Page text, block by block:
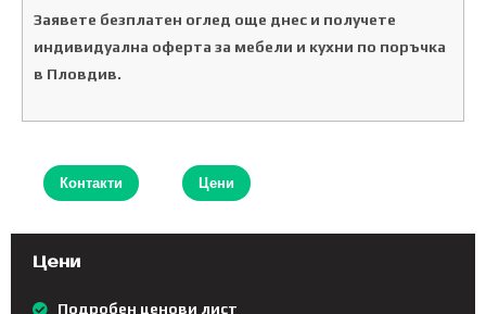
Заявете безплатен оглед още днес и получете
индивидуална оферта за мебели и кухни по поръчка
в Пловдив.
Контакти Цени
Цени
Подробен ценови лист